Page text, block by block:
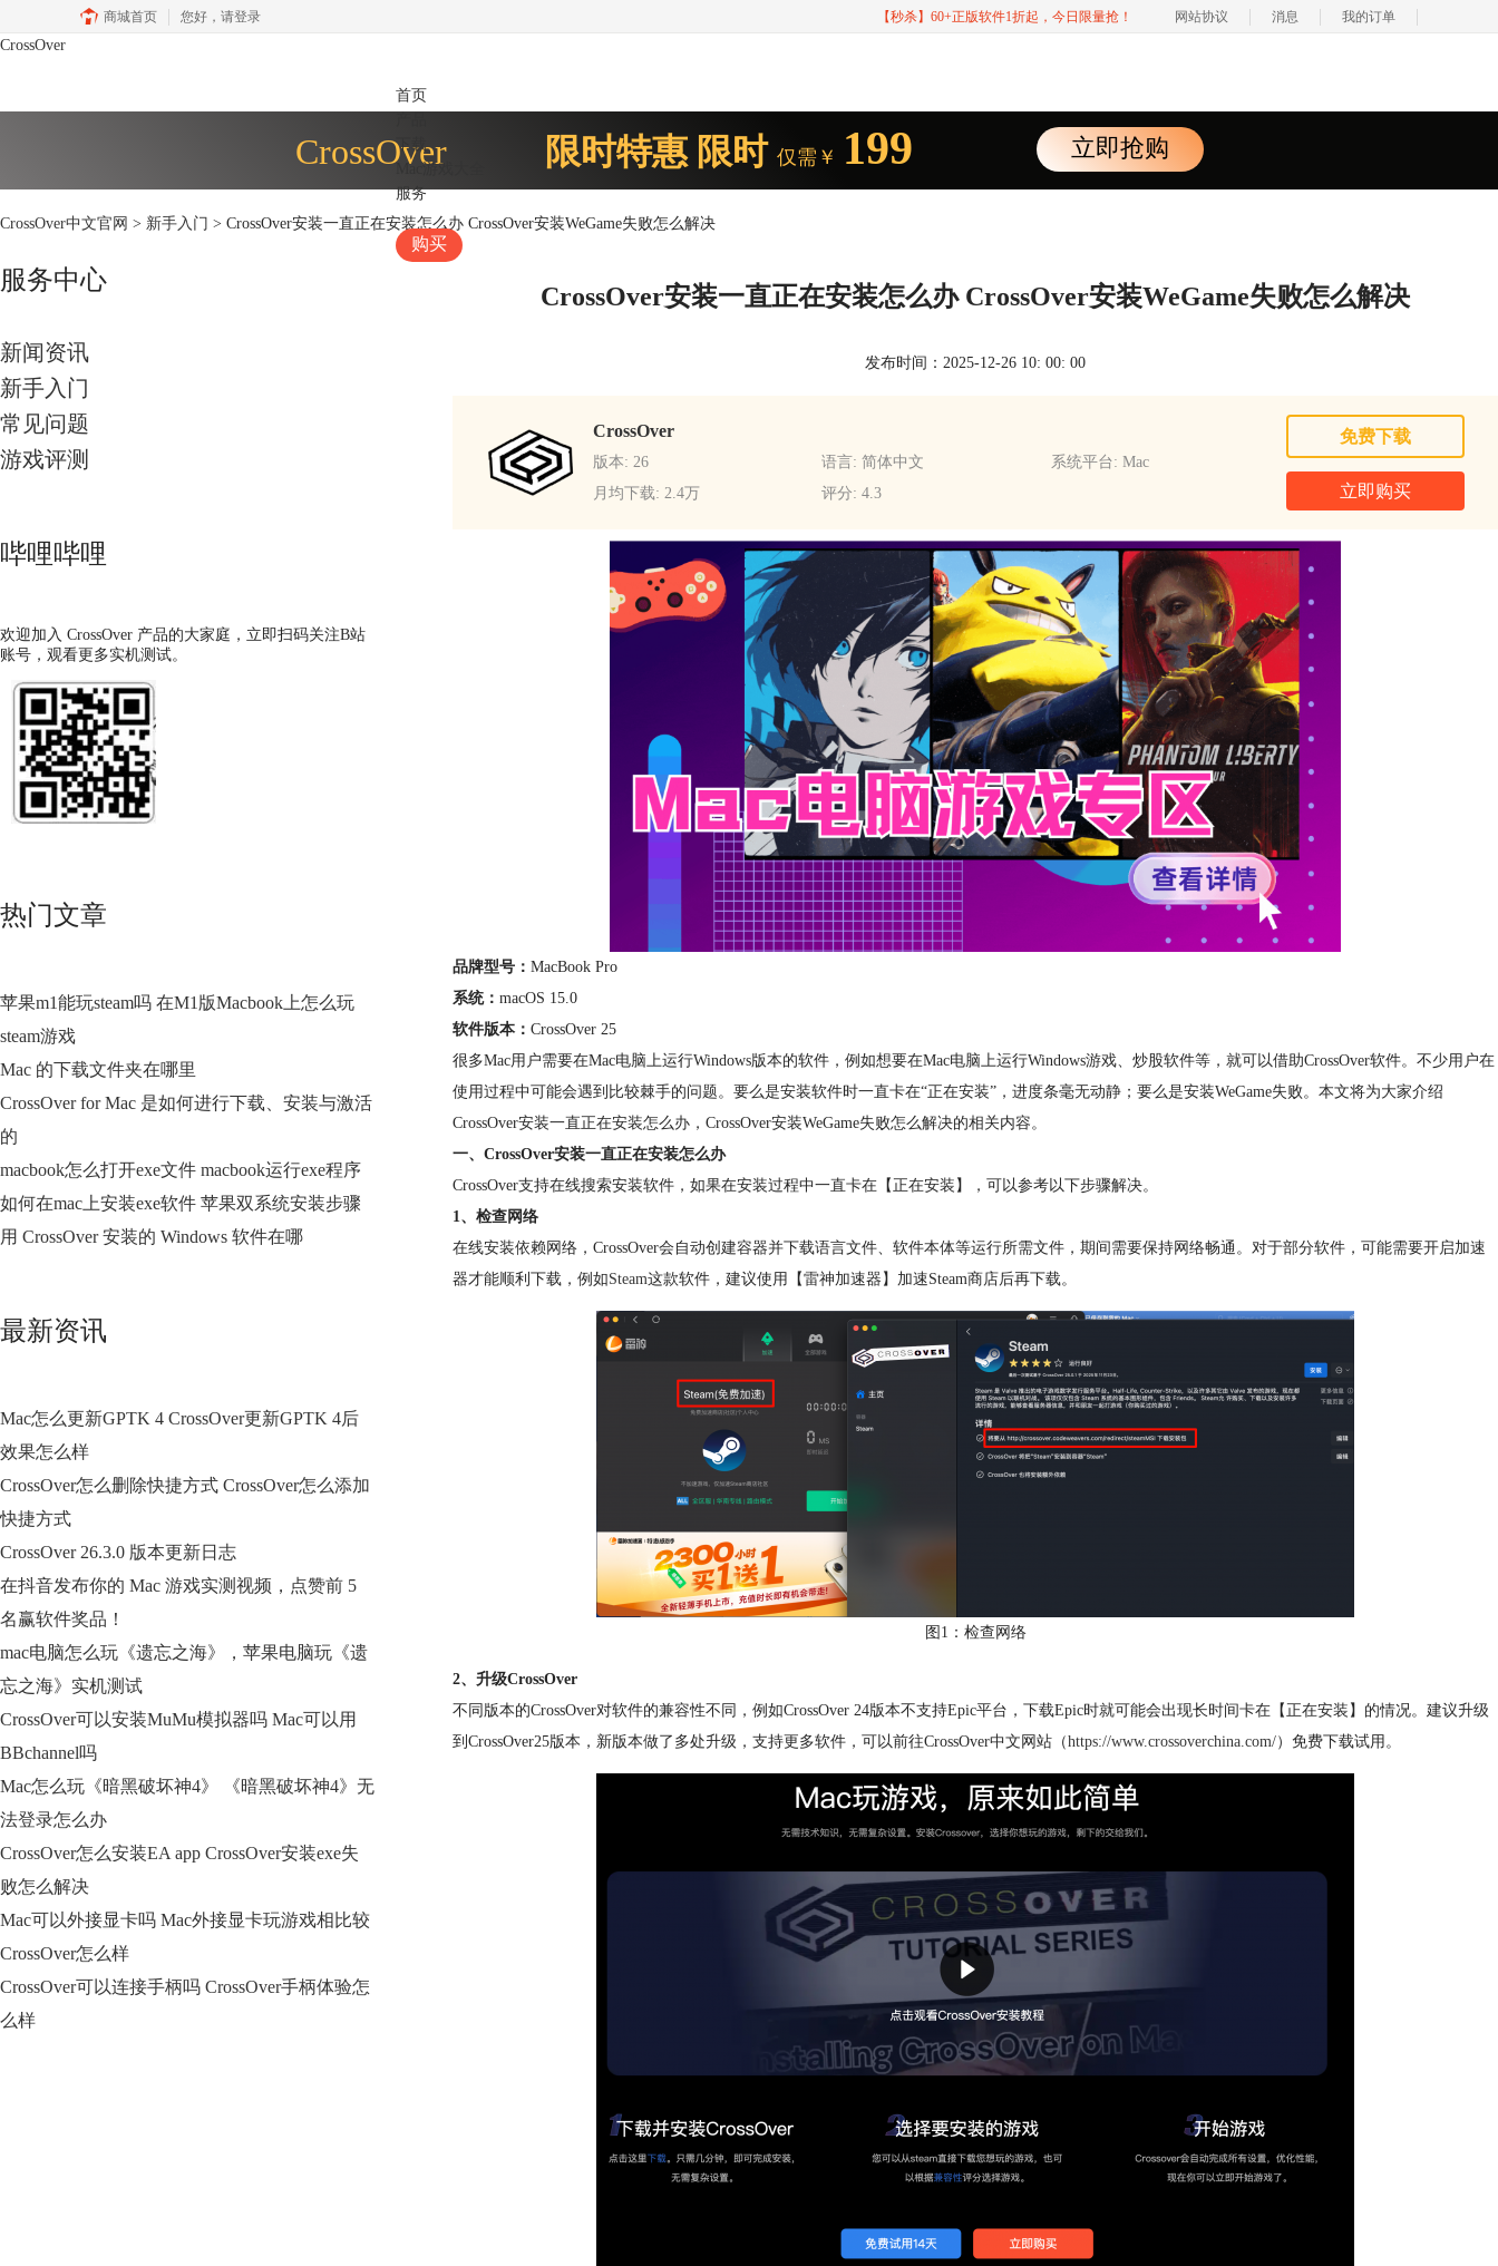
商城首页 您好， 请登录 【秒杀】60+正版软件1折起，今日限量抢！ 网站协议 消息 我的订单
CrossOver
首页
下载
Mac游戏大全
服务
购买
CrossOver 限时特惠 限时 仅需￥ 199 立即抢购
CrossOver中文官网 > 新手入门 > CrossOver安装一直正在安装怎么办 CrossOver安装WeGame失败怎么解决
服务中心
新闻资讯
新手入门
常见问题
游戏评测
哔哩哔哩
欢迎加入 CrossOver 产品的大家庭，立即扫码关注B站
账号，观看更多实机测试。
热门文章
苹果m1能玩steam吗 在M1版Macbook上怎么玩
steam游戏
Mac 的下载文件夹在哪里
CrossOver for Mac 是如何进行下载、安装与激活
的
macbook怎么打开exe文件 macbook运行exe程序
如何在mac上安装exe软件 苹果双系统安装步骤
用 CrossOver 安装的 Windows 软件在哪
最新资讯
Mac怎么更新GPTK 4 CrossOver更新GPTK 4后
效果怎么样
CrossOver怎么删除快捷方式 CrossOver怎么添加
快捷方式
CrossOver 26.3.0 版本更新日志
在抖音发布你的 Mac 游戏实测视频，点赞前 5
名赢软件奖品！
mac电脑怎么玩《遗忘之海》，苹果电脑玩《遗
忘之海》实机测试
CrossOver可以安装MuMu模拟器吗 Mac可以用
BBchannel吗
Mac怎么玩《暗黑破坏神4》 《暗黑破坏神4》无
法登录怎么办
CrossOver怎么安装EA app CrossOver安装exe失
败怎么解决
Mac可以外接显卡吗 Mac外接显卡玩游戏相比较
CrossOver怎么样
CrossOver可以连接手柄吗 CrossOver手柄体验怎
么样
CrossOver安装一直正在安装怎么办 CrossOver安装WeGame失败怎么解决
发布时间：2025-12-26 10: 00: 00
CrossOver
版本: 26 语言: 简体中文
系统平台: Mac
月均下载: 2.4万
评分: 4.3
免费下载
立即购买
品牌型号： MacBook Pro
系统： macOS 15.0
软件版本： CrossOver 25
很多Mac用户需要在Mac电脑上运行Windows版本的软件，例如想要在Mac电脑上运行Windows游戏、炒股软件等，就可以借助CrossOver软件。不少用户在
使用过程中可能会遇到比较棘手的问题。 要么是安装软件时一直卡在“正在安装”，进度条毫无动静；要么是安装WeGame失败。 本文将为大家介绍
CrossOver安装一直正在安装怎么办，CrossOver安装WeGame失败怎么解决的相关内容。
一、CrossOver安装一直正在安装怎么办
CrossOver支持在线搜索安装软件，如果在安装过程中一直卡在【正在安装】，可以参考以下步骤解决。
1、检查网络
在线安装依赖网络，CrossOver会自动创建容器并下载语言文件、软件本体等运行所需文件， 期间需要保持网络畅通。对于部分软件，可能需要开启加速
器才能顺利下载，例如Steam这款软件，建议使用【雷神加速器】加速Steam商店后再下载。
图1：检查网络
2、升级CrossOver
不同版本的CrossOver对软件的兼容性不同，例如CrossOver 24版本不支持Epic平台，下载Epic时就可能会出现长时间卡在【正在安装】的情况。建议升级
到CrossOver25版本，新版本做了多处升级，支持更多软件，可以前往CrossOver中文网站（https://www.crossoverchina.com/）免费下载试用。